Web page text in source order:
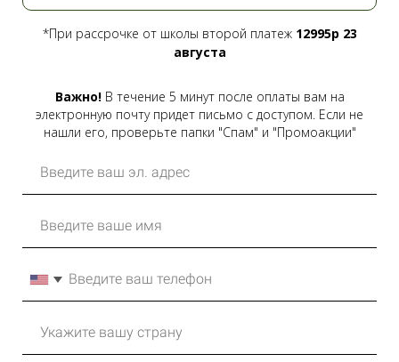
*При рассрочке от школы второй платеж 12995р 23
августа
Важно!В течение 5 минут после оплаты вам на
электронную почту придет письмо с доступом. Если не
нашли его, проверьте папки "Спам" и "Промоакции"